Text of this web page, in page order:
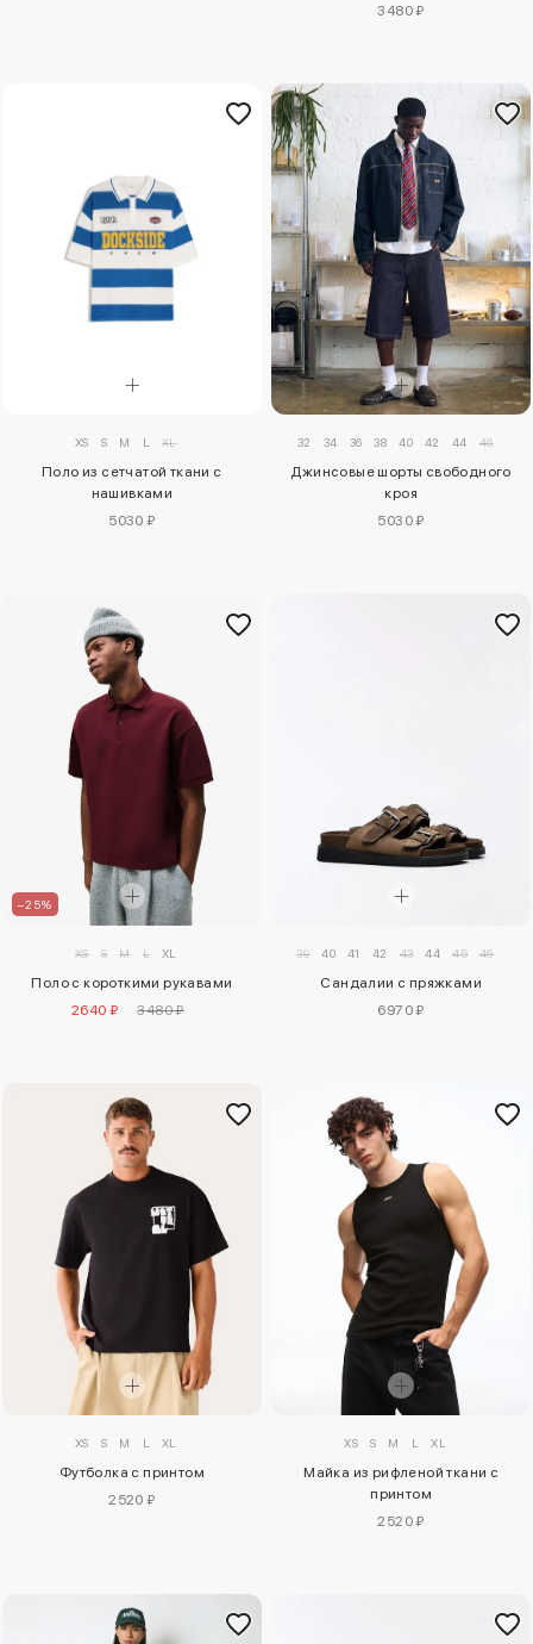
3480 ₽
XS S M L XL
Поло из сетчатой ткани с
нашивками
5030 ₽
32 34 36 38 40 42 44 46
Джинсовые шорты свободного
кроя
5030 ₽
–25%
XS S M L XL
Поло с короткими рукавами
2640 ₽
3480 ₽
39 40 41 42 43 44 45 46
Сандалии с пряжками
6970 ₽
XS S M L XL
Футболка с принтом
2520 ₽
XS S M L XL
Майка из рифленой ткани с
принтом
2520 ₽